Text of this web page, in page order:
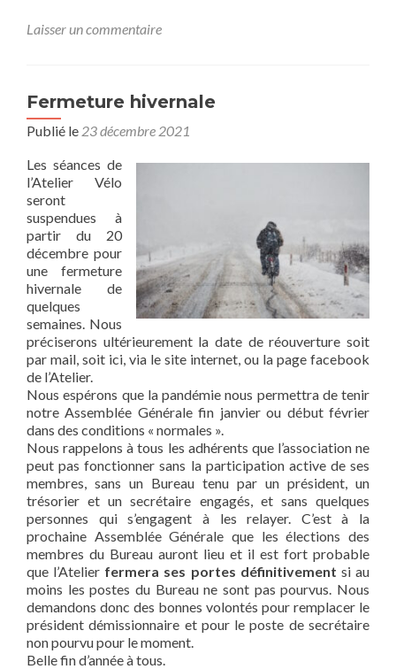
Laisser un commentaire
Fermeture hivernale
Publié le 23 décembre 2021
Les séances de
l’Atelier Vélo
seront
suspendues à
partir du 20
décembre pour
une fermeture
hivernale de
quelques
semaines. Nous
préciserons ultérieurement la date de réouverture soit
par mail, soit ici, via le site internet, ou la page facebook
de l’Atelier.
Nous espérons que la pandémie nous permettra de tenir
notre Assemblée Générale fin janvier ou début février
dans des conditions « normales ».
Nous rappelons à tous les adhérents que l’association ne
peut pas fonctionner sans la participation active de ses
membres, sans un Bureau tenu par un président, un
trésorier et un secrétaire engagés, et sans quelques
personnes qui s’engagent à les relayer. C’est à la
prochaine Assemblée Générale que les élections des
membres du Bureau auront lieu et il est fort probable
que l’Atelier fermera ses portes définitivement si au
moins les postes du Bureau ne sont pas pourvus. Nous
demandons donc des bonnes volontés pour remplacer le
président démissionnaire et pour le poste de secrétaire
non pourvu pour le moment.
Belle fin d’année à tous.